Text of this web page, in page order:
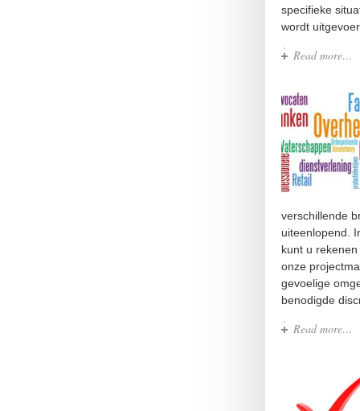
specifieke
wordt
Read more…
verschillende
uiteenlopend.
kunt u
onze
gevoelige
benodigde
Read more…